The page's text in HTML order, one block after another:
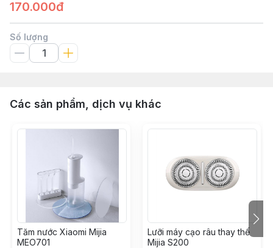
170.000đ
Số lượng
Các sản phẩm, dịch vụ khác
Tăm nước Xiaomi Mijia
MEO701
Lưỡi máy cạo râu thay thế
Mijia S200